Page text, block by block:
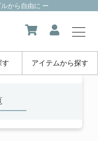
から自由に ー
す アイテムから探す